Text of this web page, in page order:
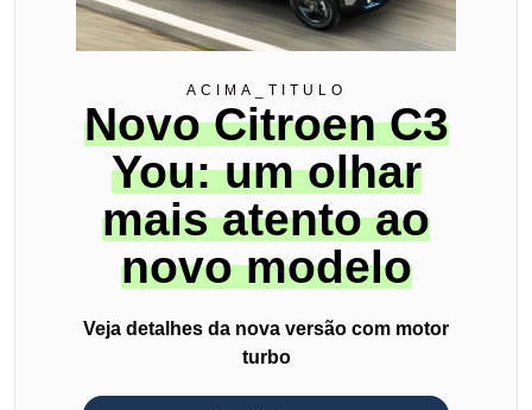
ACIMA_TITULO
Novo Citroen C3
You: um olhar
mais atento ao
novo modelo
Veja detalhes da nova versão com motor
turbo